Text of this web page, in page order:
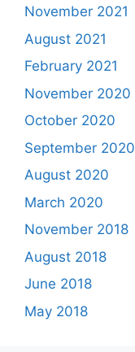
November 2021
August 2021
February 2021
November 2020
October 2020
September 2020
August 2020
March 2020
November 2018
August 2018
June 2018
May 2018